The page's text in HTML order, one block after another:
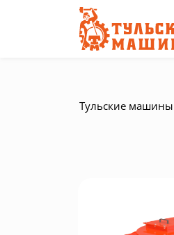
Тульские машины